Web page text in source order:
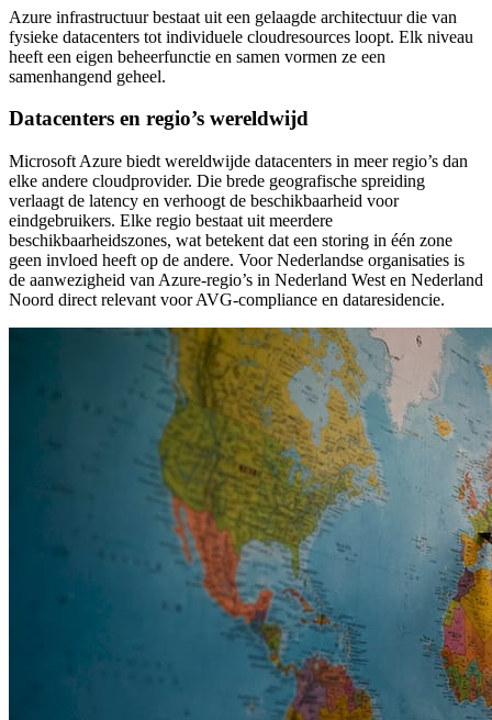
Azure infrastructuur bestaat uit een gelaagde architectuur die van
fysieke datacenters tot individuele cloudresources loopt. Elk niveau
heeft een eigen beheerfunctie en samen vormen ze een
samenhangend geheel.
Datacenters en regio’s wereldwijd
Microsoft Azure biedt wereldwijde datacenters in meer regio’s dan
elke andere cloudprovider. Die brede geografische spreiding
verlaagt de latency en verhoogt de beschikbaarheid voor
eindgebruikers. Elke regio bestaat uit meerdere
beschikbaarheidszones, wat betekent dat een storing in één zone
geen invloed heeft op de andere. Voor Nederlandse organisaties is
de aanwezigheid van Azure-regio’s in Nederland West en Nederland
Noord direct relevant voor AVG-compliance en dataresidencie.